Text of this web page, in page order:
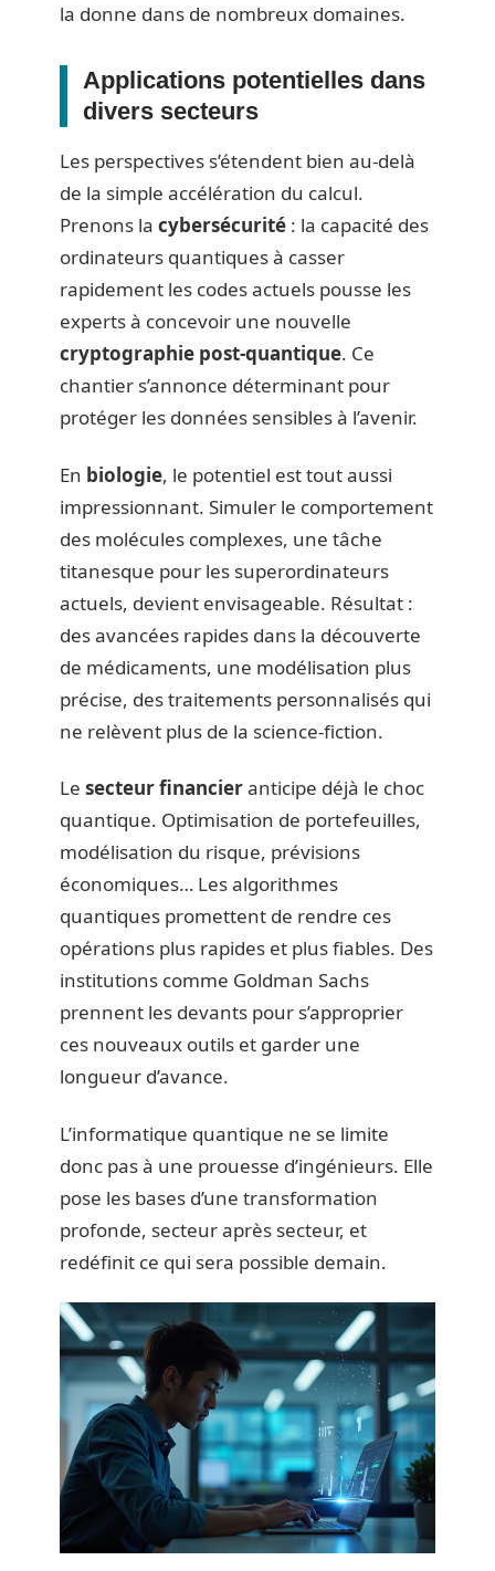
la donne dans de nombreux domaines.
Applications potentielles dans
divers secteurs
Les perspectives s’étendent bien au-delà
de la simple accélération du calcul.
Prenons la cybersécurité : la capacité des
ordinateurs quantiques à casser
rapidement les codes actuels pousse les
experts à concevoir une nouvelle
cryptographie post-quantique. Ce
chantier s’annonce déterminant pour
protéger les données sensibles à l’avenir.
En biologie, le potentiel est tout aussi
impressionnant. Simuler le comportement
des molécules complexes, une tâche
titanesque pour les superordinateurs
actuels, devient envisageable. Résultat :
des avancées rapides dans la découverte
de médicaments, une modélisation plus
précise, des traitements personnalisés qui
ne relèvent plus de la science-fiction.
Le secteur financieranticipe déjà le choc
quantique. Optimisation de portefeuilles,
modélisation du risque, prévisions
économiques… Les algorithmes
quantiques promettent de rendre ces
opérations plus rapides et plus fiables. Des
institutions comme Goldman Sachs
prennent les devants pour s’approprier
ces nouveaux outils et garder une
longueur d’avance.
L’informatique quantique ne se limite
donc pas à une prouesse d’ingénieurs. Elle
pose les bases d’une transformation
profonde, secteur après secteur, et
redéfinit ce qui sera possible demain.